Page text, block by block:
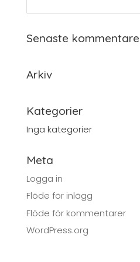
Senaste
Arkiv
Kategorier
Inga kategorier
Meta
Logga in
Flöde för inlägg
Flöde för kommentarer
WordPress.org